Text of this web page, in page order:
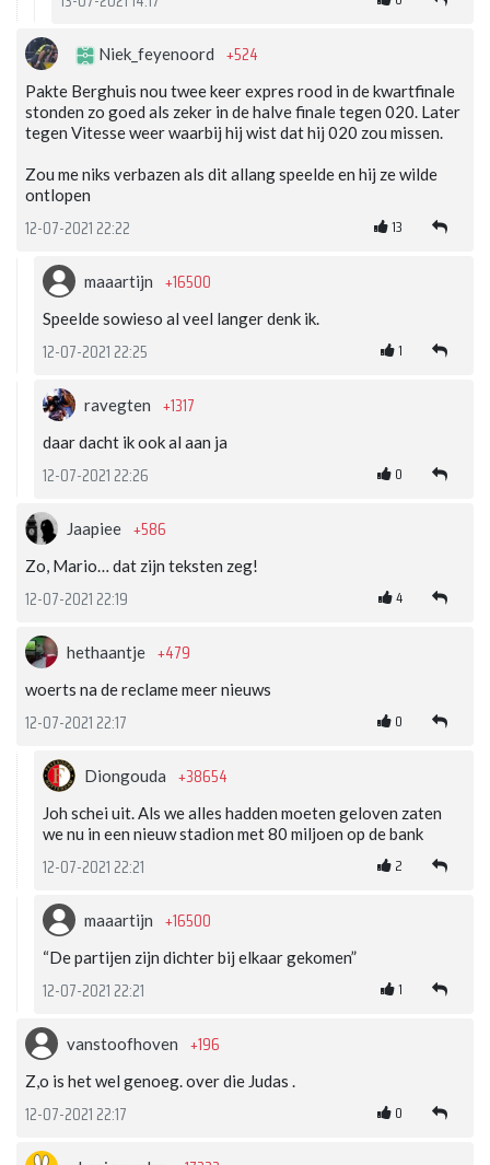
Niek_feyenoord +524
Pakte Berghuis nou twee keer expres rood in de kwartfinale
stonden zo goed als zeker in de halve finale tegen 020. Later
tegen Vitesse weer waarbij hij wist dat hij 020 zou missen.
Zou me niks verbazen als dit allang speelde en hij ze wilde
ontlopen
12-07-2021 22:22 13
maaartijn +16500
Speelde sowieso al veel langer denk ik.
12-07-2021 22:25 1
ravegten +1317
daar dacht ik ook al aan ja
12-07-2021 22:26 0
Jaapiee +586
Zo, Mario… dat zijn teksten zeg!
12-07-2021 22:19 4
hethaantje +479
woerts na de reclame meer nieuws
12-07-2021 22:17 0
Diongouda +38654
Joh schei uit. Als we alles hadden moeten geloven zaten
we nu in een nieuw stadion met 80 miljoen op de bank
12-07-2021 22:21 2
maaartijn +16500
“De partijen zijn dichter bij elkaar gekomen”
12-07-2021 22:21 1
vanstoofhoven +196
Z,o is het wel genoeg. over die Judas .
12-07-2021 22:17 0